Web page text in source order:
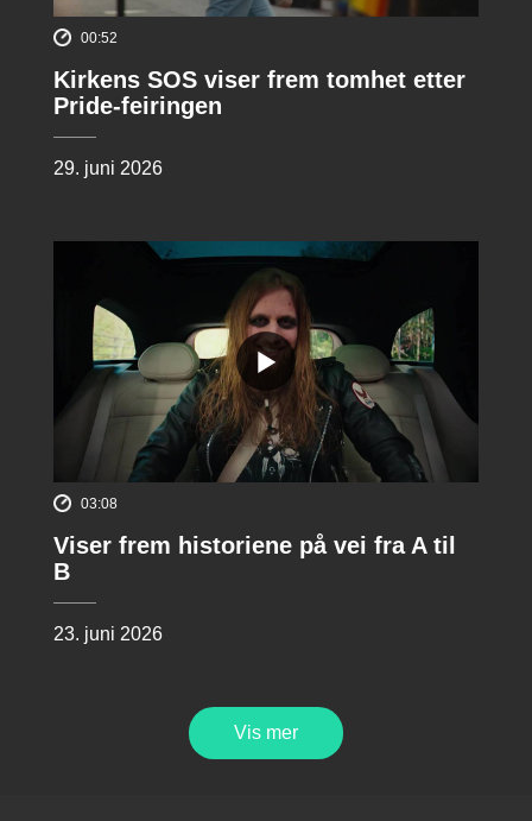
00:52
Kirkens SOS viser frem tomhet etter
Pride-feiringen
29. juni 2026
03:08
Viser frem historiene på vei fra A til
B
23. juni 2026
Vis mer